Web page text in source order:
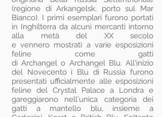
(regione di Arkangelsk, porto sul Mar
Bianco). I primi esemplari furono portati
in Inghilterra da alcuni mercanti intorno
alla metà del XX secolo
e vennero mostrati a varie esposizioni
feline come gatti
di Archangel o Archangel Blu. All'inizio
del Novecento i Blu di Russia furono
presentati ufficialmente alle esposizioni
feline del Crystal Palace a Londra e
gareggiarono nell'unica categoria dei
gatti a mantello blu, insieme a